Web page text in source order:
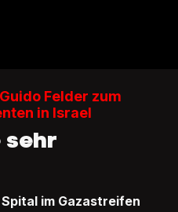
Felder zum
in Israel
im Gazastreifen